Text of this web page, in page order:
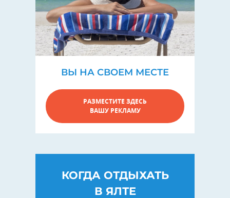
ВЫ НА СВОЕМ МЕСТЕ
РАЗМЕСТИТЕ ЗДЕСЬ
ВАШУ РЕКЛАМУ
КОГДА ОТДЫХАТЬ
В ЯЛТЕ